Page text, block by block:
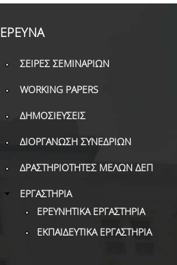
ΕΡΕΥΝΑ
ΣΕΙΡΕΣ ΣΕΜΙΝΑΡΙΩΝ
WORKING PAPERS
ΔΗΜΟΣΙΕΥΣΕΙΣ
ΔΙΟΡΓΑΝΩΣΗ ΣΥΝΕΔΡΙΩΝ
ΔΡΑΣΤΗΡΙΟΤΗΤΕΣ ΜΕΛΩΝ ΔΕΠ
ΕΡΓΑΣΤΗΡΙΑ
ΕΡΕΥΝΗΤΙΚΑ ΕΡΓΑΣΤΗΡΙΑ
ΕΚΠΑΙΔΕΥΤΙΚΑ ΕΡΓΑΣΤΗΡΙΑ